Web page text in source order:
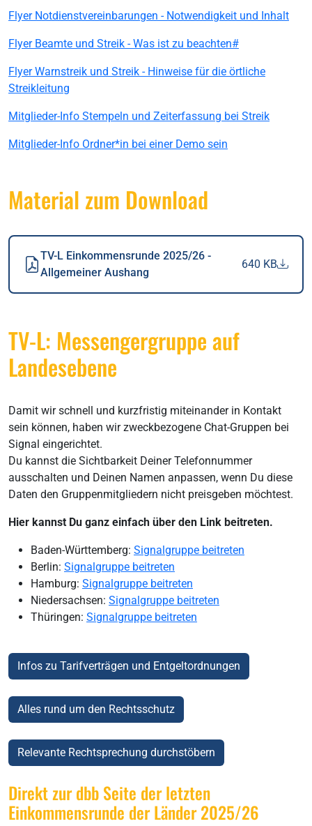
Flyer Notdienstvereinbarungen - Notwendigkeit und Inhalt
Flyer Beamte und Streik - Was ist zu beachten#
Flyer Warnstreik und Streik - Hinweise für die örtliche
Streikleitung
Mitglieder-Info Stempeln und Zeiterfassung bei Streik
Mitglieder-Info Ordner*in bei einer Demo sein
Material zum Download
TV-L Einkommensrunde 2025/26 -
Allgemeiner Aushang
640 KB
TV-L: Messengergruppe auf
Landesebene
Damit wir schnell und kurzfristig miteinander in Kontakt
sein können, haben wir zweckbezogene Chat-Gruppen bei
Signal eingerichtet.
Du kannst die Sichtbarkeit Deiner Telefonnummer
ausschalten und Deinen Namen anpassen, wenn Du diese
Daten den Gruppenmitgliedern nicht preisgeben möchtest.
Hier kannst Du ganz einfach über den Link beitreten.
Baden-Württemberg: Signalgruppe beitreten
Berlin: Signalgruppe beitreten
Hamburg: Signalgruppe beitreten
Niedersachsen: Signalgruppe beitreten
Thüringen: Signalgruppe beitreten
Infos zu Tarifverträgen und Entgeltordnungen
Alles rund um den Rechtsschutz
Relevante Rechtsprechung durchstöbern
Direkt zur dbb Seite der letzten
Einkommensrunde der Länder 2025/26